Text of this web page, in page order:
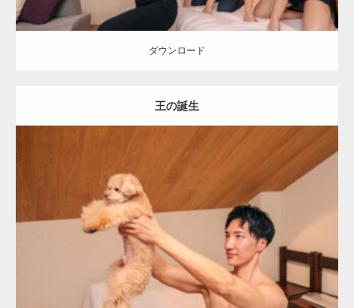
ダウンロード
王の誕生
Update:
Category:ワンちゃん(犬)とマッチョ オレンジの人 SOSUKE
筋肉 AKIHITO(細マッチョ)
ダウンロード